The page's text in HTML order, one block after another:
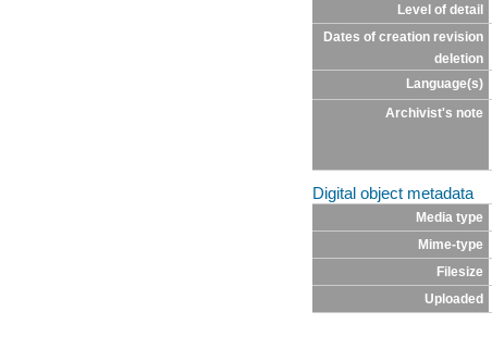
Level of detail
Dates of creation revision
deletion
Language(s)
Archivist's note
Digital object metadata
Media type
Mime-type
Filesize
Uploaded